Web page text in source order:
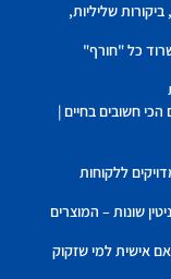
שליליות,
כל "חורף"
איך זה מחובר ל־5 התחומים הכי חשובים בחיים |
ללקוחות
מוניטין שונות – המוצרים
אישית למי שזקוק